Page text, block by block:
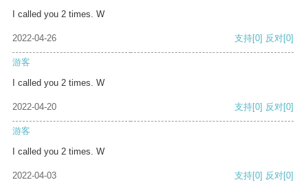
I called you 2 times. W
2022-04-26 支持[0] 反对[0]
游客
I called you 2 times. W
2022-04-20 支持[0] 反对[0]
游客
I called you 2 times. W
2022-04-03 支持[0] 反对[0]